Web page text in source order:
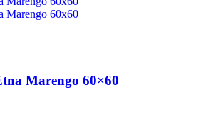
Marengo 60×60